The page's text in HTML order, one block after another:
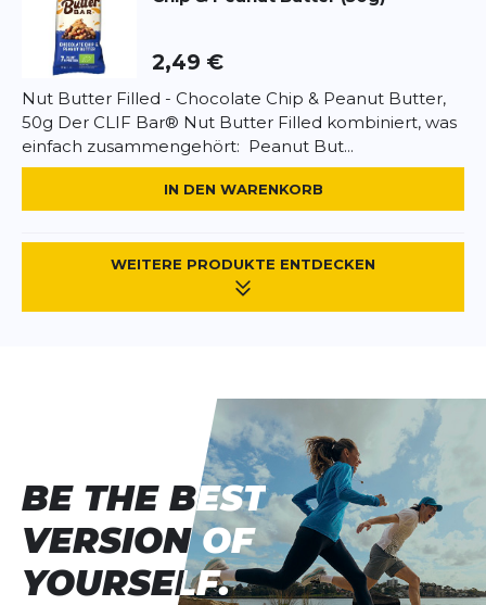
Gluten. Kann Spuren von anderen Schalenfrüchten
enthalten.
2,49 €
Nut Butter Filled - Chocolate Chip & Peanut Butter,
50g Der CLIF Bar® Nut Butter Filled kombiniert, was
einfach zusammengehört: Peanut But...
IN DEN WARENKORB
WEITERE PRODUKTE ENTDECKEN
BE THE BEST
VERSION OF
YOURSELF.
BE THE BEST
VERSION OF
YOURSELF.